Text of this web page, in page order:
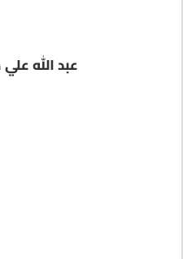
عبد الله